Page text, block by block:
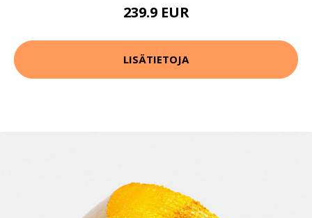
239.9 EUR
LISÄTIETOJA